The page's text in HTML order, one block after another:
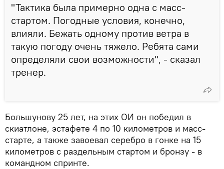
"Тактика была примерно одна с масс-
стартом. Погодные условия, конечно,
влияли. Бежать одному против ветра в
такую погоду очень тяжело. Ребята сами
определяли свои возможности", - сказал
тренер.
Большунову 25 лет, на этих ОИ он победил в
скиатлоне, эстафете 4 по 10 километров и масс-
старте, а также завоевал серебро в гонке на 15
километров с раздельным стартом и бронзу - в
командном спринте.